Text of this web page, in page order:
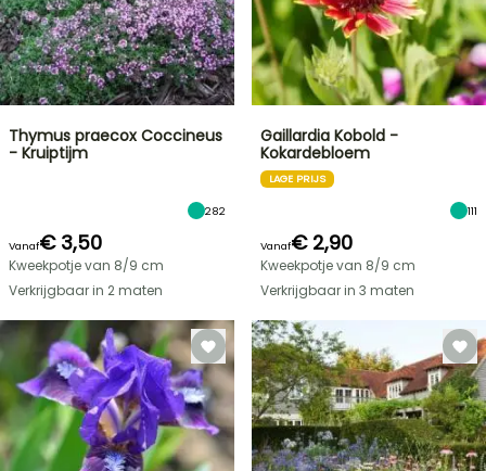
Thymus praecox Coccineus
- Kruiptijm
282
Vanaf€ 3,50
Kweekpotje van 8/9 cm
Verkrijgbaar in 2 maten
Gaillardia Kobold -
Kokardebloem
LAGE PRIJS
111
Vanaf€ 2,90
Kweekpotje van 8/9 cm
Verkrijgbaar in 3 maten